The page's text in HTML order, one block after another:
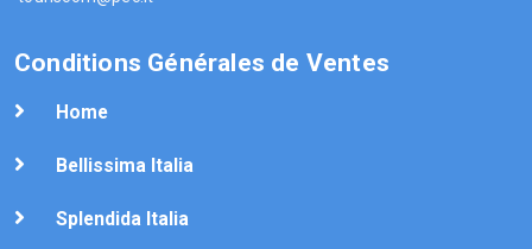
Conditions Générales de Ventes
Home
Bellissima Italia
Splendida Italia